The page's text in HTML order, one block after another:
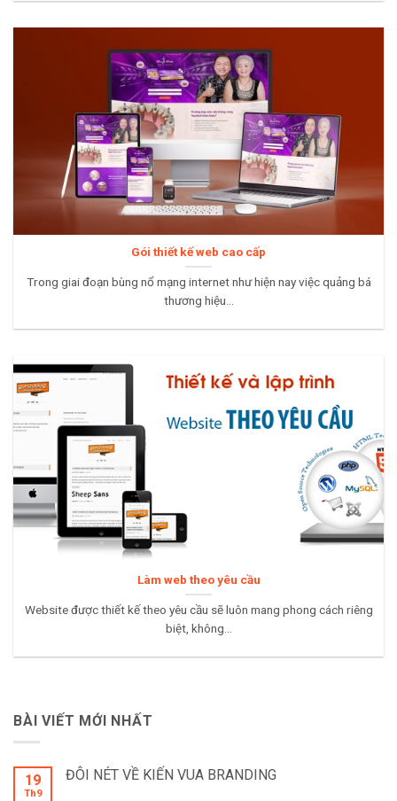
Gói thiết kế web cao cấp
Trong giai đoạn bùng nổ mạng internet như hiện nay việc quảng bá
thương hiệu...
Làm web theo yêu cầu
Website được thiết kế theo yêu cầu sẽ luôn mang phong cách riêng
biệt, không...
BÀI VIẾT MỚI NHẤT
19
Th9
ĐÔI NÉT VỀ KIẾN VUA BRANDING